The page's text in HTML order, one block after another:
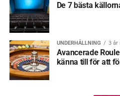
De 7 bästa
UNDERHÅLLNING 3 år
Avancerade
känna till för att